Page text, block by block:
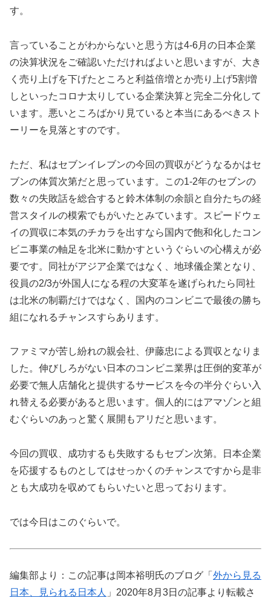
す。
言っていることがわからないと思う方は4-6月の日本企業
の決算状況をご確認いただければよいと思いますが、大き
く売り上げを下げたところと利益倍増とか売り上げ5割増
しといったコロナ太りしている企業決算と完全二分化して
います。悪いところばかり見ていると本当にあるべきスト
ーリーを見落とすのです。
ただ、私はセブンイレブンの今回の買収がどうなるかはセ
ブンの体質次第だと思っています。この1-2年のセブンの
数々の失敗話を総合すると鈴木体制の余韻と自分たちの経
営スタイルの模索でもがいたとみています。スピードウェ
イの買収に本気のチカラを出すなら国内で飽和化したコン
ビニ事業の軸足を北米に動かすというぐらいの心構えが必
要です。同社がアジア企業ではなく、地球儀企業となり、
役員の2/3が外国人になる程の大変革を遂げられたら同社
は北米の制覇だけではなく、国内のコンビニで最後の勝ち
組になれるチャンスすらあります。
ファミマが苦し紛れの親会社、伊藤忠による買収となりま
した。伸びしろがない日本のコンビニ業界は圧倒的変革が
必要で無人店舗化と提供するサービスを今の半分ぐらい入
れ替える必要があると思います。個人的にはアマゾンと組
むぐらいのあっと驚く展開もアリだと思います。
今回の買収、成功するも失敗するもセブン次第。日本企業
を応援するものとしてはせっかくのチャンスですから是非
とも大成功を収めてもらいたいと思っております。
では今日はこのぐらいで。
編集部より：この記事は岡本裕明氏のブログ「 外から見る
日本、見られる日本人 」2020年8月3日の記事より転載さ